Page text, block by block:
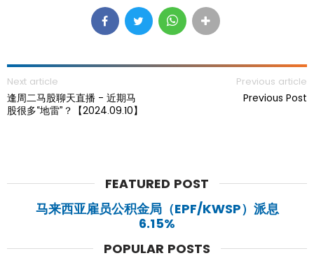
Next article
逢周二马股聊天直播 - 近期马
股很多“地雷”？【2024.09.10】
Previous article
Previous Post
FEATURED POST
马来西亚雇员公积金局（EPF/KWSP）派息
6.15%
POPULAR POSTS